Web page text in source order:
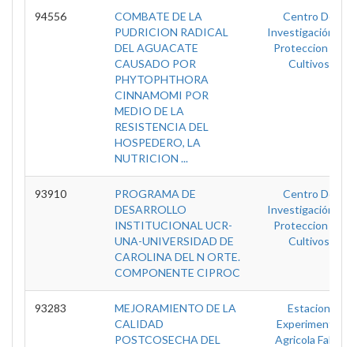
94556
COMBATE DE LA
PUDRICION RADICAL
DEL AGUACATE
CAUSADO POR
PHYTOPHTHORA
CINNAMOMI POR
MEDIO DE LA
RESISTENCIA DEL
HOSPEDERO, LA
NUTRICION ...
Centro De
Investigación De
Proteccion De
Cultivos
93910
PROGRAMA DE
DESARROLLO
INSTITUCIONAL UCR-
UNA-UNIVERSIDAD DE
CAROLINA DEL N ORTE.
COMPONENTE CIPROC
Centro De
Investigación De
Proteccion De
Cultivos
93283
MEJORAMIENTO DE LA
CALIDAD
POSTCOSECHA DEL
Estacion
Experimental
Agricola Fabio